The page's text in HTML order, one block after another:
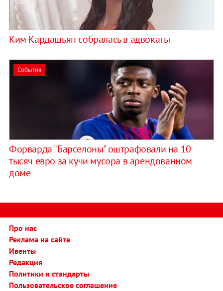
Ким Кардашьян собралась в адвокаты
События
Форварда "Барселоны" оштрафовали на 10
тысяч евро за кучи мусора в арендованном
доме
Про нас
Реклама на сайте
Ивенты
Редакция
Политики и стандарты
Пользовательское соглашение